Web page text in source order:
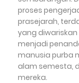
proses
prasejarah,
yang diwariskan
menjadi
manusia purba
alam semesta,
mereka.